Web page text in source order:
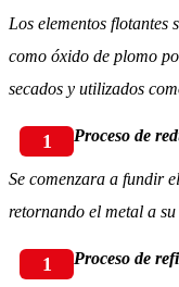
Los elementos
como óxido de plomo
secados y utilizados
Proceso de
Se comenzara a fundir
retornando el metal a
Proceso de